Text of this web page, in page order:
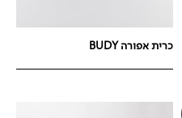
כרית אפורה BUDY